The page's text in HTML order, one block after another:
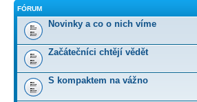
FÓRUM
Novinky a co o nich víme
Začátečníci chtějí vědět
S kompaktem na vážno